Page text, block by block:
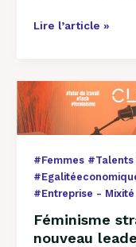
Lire l’article »
#Femmes
#Entreprise - Mixité
Féminisme
nouveau
Féminisme
stratégique
:
vers
un
nouveau
leadership